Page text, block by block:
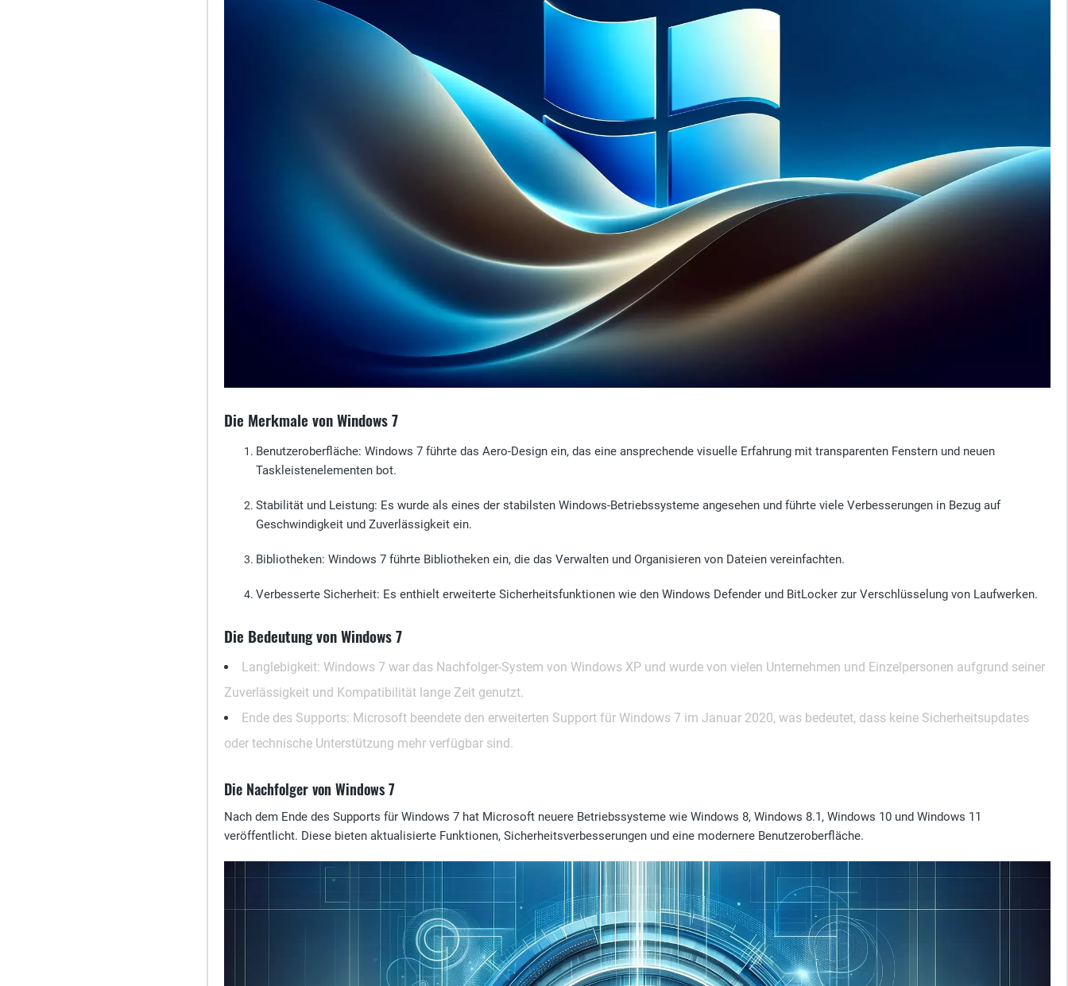
Die Merkmale von Windows 7
Benutzeroberfläche: Windows 7 führte das Aero-Design ein, das eine ansprechende visuelle Erfahrung mit transparenten Fenstern und neuen
Taskleistenelementen bot.
Stabilität und Leistung: Es wurde als eines der stabilsten Windows-Betriebssysteme angesehen und führte viele Verbesserungen in Bezug auf
Geschwindigkeit und Zuverlässigkeit ein.
Bibliotheken: Windows 7 führte Bibliotheken ein, die das Verwalten und Organisieren von Dateien vereinfachten.
Verbesserte Sicherheit: Es enthielt erweiterte Sicherheitsfunktionen wie den Windows Defender und BitLocker zur Verschlüsselung von Laufwerken.
Die Bedeutung von Windows 7
Langlebigkeit: Windows 7 war das Nachfolger-System von Windows XP und wurde von vielen Unternehmen und Einzelpersonen aufgrund seiner
Zuverlässigkeit und Kompatibilität lange Zeit genutzt.
Ende des Supports: Microsoft beendete den erweiterten Support für Windows 7 im Januar 2020, was bedeutet, dass keine Sicherheitsupdates
oder technische Unterstützung mehr verfügbar sind.
Die Nachfolger von Windows 7
Nach dem Ende des Supports für Windows 7 hat Microsoft neuere Betriebssysteme wie Windows 8, Windows 8.1, Windows 10 und Windows 11
veröffentlicht. Diese bieten aktualisierte Funktionen, Sicherheitsverbesserungen und eine modernere Benutzeroberfläche.